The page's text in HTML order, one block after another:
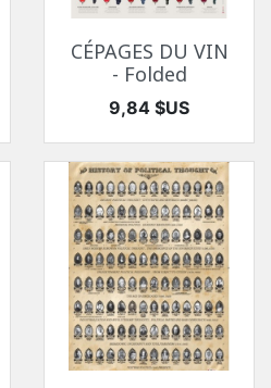
CÉPAGES DU VIN
- Folded
Prix
9,84 $US